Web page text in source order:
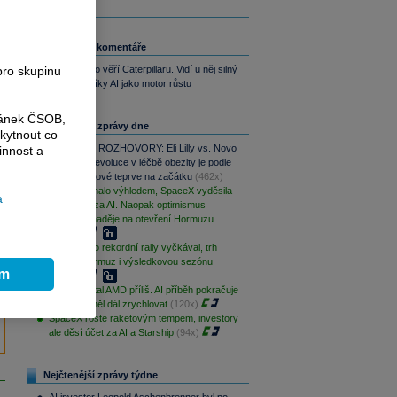
Související komentáře
Wells Fargo věří Caterpillaru. Vidí u něj silný
potenciál díky AI jako motor růstu
Nejčtenější zprávy dne
PODCAST ROZHOVORY: Eli Lilly vs. Novo
Nordisk. Revoluce v léčbě obezity je podle
MUDr. Kunové teprve na začátku (462x)
AMD zklamalo výhledem, SpaceX vyděsila
cenovkou za AI. Naopak optimismus
podporují naděje na otevření Hormuzu
S&P 500 po rekordní rally vyčkával, trh
sleduje Hormuz i výsledkovou sezónu
Trh potrestal AMD příliš. AI příběh pokračuje
a růst by měl dál zrychlovat (120x)
SpaceX roste raketovým tempem, investory
ale děsí účet za AI a Starship (94x)
Nejčtenější zprávy týdne
skupinu
ČSOB,
co
a